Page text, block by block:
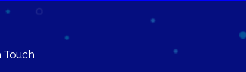
Touch